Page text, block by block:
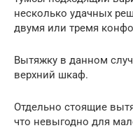
несколько удачных
двумя или тремя
Вытяжку в данном
верхний шкаф.
Отдельно стоящие
что невыгодно для